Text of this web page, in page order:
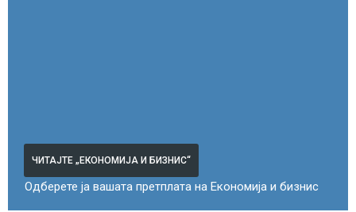
ЧИТАЈТЕ „ЕКОНОМИЈА И БИЗНИС“
Одберете ја вашата претплата на Економија и бизнис